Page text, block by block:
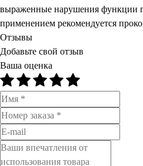
выраженные нарушения функции
применением рекомендуется
Отзывы
Добавьте свой отзыв
Ваша оценка